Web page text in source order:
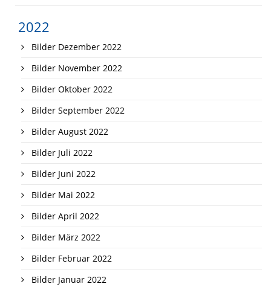
2022
Bilder Dezember 2022
Bilder November 2022
Bilder Oktober 2022
Bilder September 2022
Bilder August 2022
Bilder Juli 2022
Bilder Juni 2022
Bilder Mai 2022
Bilder April 2022
Bilder März 2022
Bilder Februar 2022
Bilder Januar 2022